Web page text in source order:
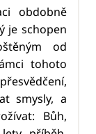
obdobně
je schopen
od
tohoto
smysly, a
Bůh,